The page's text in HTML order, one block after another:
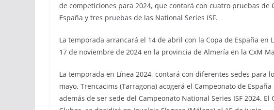
de competiciones para 2024, que contará con cuatro pruebas de
España y tres pruebas de las National Series ISF.
La temporada arrancará el 14 de abril con la Copa de España en
17 de noviembre de 2024 en la provincia de Almería en la CxM
La temporada en Línea 2024, contará con diferentes sedes para
mayo, Trencacims (Tarragona) acogerá el Campeonato de
además de ser sede del Campeonato National Series ISF 2024.